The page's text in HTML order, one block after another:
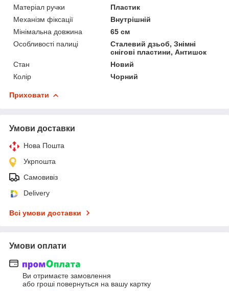
Матеріал ручки
Пластик
Механізм фіксації
Внутрішній
Мінімальна довжина
65 см
Особливості палиці
Сталевий дзьоб, Знімні
снігові пластини, Антишок
Стан
Новий
Колір
Чорний
Приховати
Умови доставки
Нова Пошта
Укрпошта
Самовивіз
Delivery
Всі умови доставки
Умови оплати
Ви отримаєте замовлення
або гроші повернуться на вашу картку